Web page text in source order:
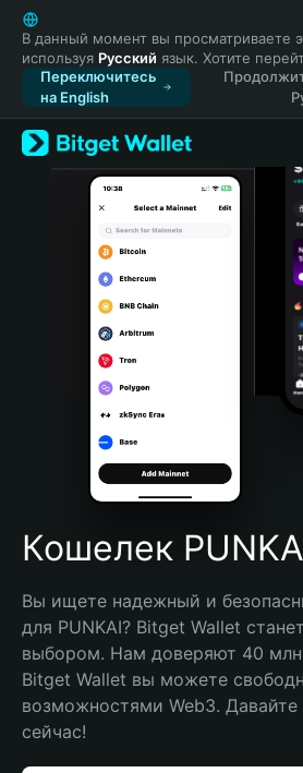
English
日本語
Tiếng Việt
Русский
Español (Latinoamérica)
Türkçe
Italiano
Português (Portugal)
Bahasa Indonesia
Português (Brasil)
Español (Argentina)
В данный момент вы просматриваете
используя Русский язык. Хотите
Переключитесь
на English
Кошелек
Вы ищете надежный и
для PUNKAI? Bitget Wallet
выбором. Нам доверяют 40 млн
Bitget Wallet вы можете
возможностями Web3.
сейчас!